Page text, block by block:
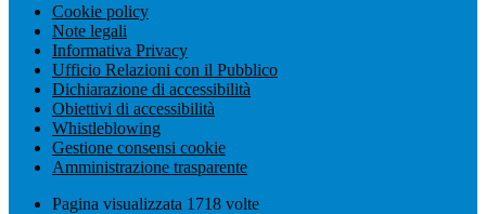
Cookie policy
Note legali
Informativa Privacy
Ufficio Relazioni con il Pubblico
Dichiarazione di accessibilità
Obiettivi di accessibilità
Whistleblowing
Gestione consensi cookie
Amministrazione trasparente
Pagina visualizzata 1718 volte